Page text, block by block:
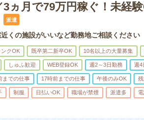
ヵ月で79万円稼ぐ！未経験
派遣
の施設がいいなど勤務地ご相談ください
ンクOK 既卒第二新卒OK 10名以上の大量募集
しゅふ歓迎 WEB登録OK 週2～3日勤務 週4
までの仕事 17時前までの仕事 午後のみOK
制服 日払いOK 職場が禁煙 派遣多